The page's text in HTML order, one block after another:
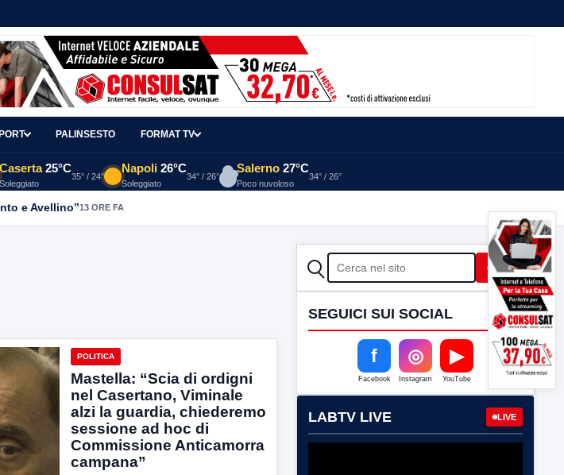
PALINSESTO FORMAT TV
Caserta 25°C
Soleggiato
35° / 24°
Napoli 26°C
Soleggiato
34° / 26°
Salerno 27°C
Poco nuvoloso
34° / 26°
e Avellino”13 ORE FA
POLITICA
Mastella: “Scia di ordigni
nel Casertano, Viminale
alzi la guardia, chiederemo
sessione ad hoc di
Commissione Anticamorra
campana”
CERCA Cerca
SEGUICI SUI SOCIAL
f
Facebook
◎
Instagram
▶
YouTube
LABTV LIVE LIVE